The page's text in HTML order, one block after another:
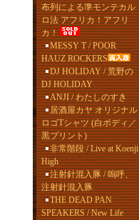
布列による準モンテカル
ロ法 アフリカ！アフリ
カ！
MESSY T / POOR
HAUZ ROCKERS
DJ HOLIDAY / 荒野の
DJ HOLIDAY
ANJI / わたしのすき
居酒屋カヤ オリジナル
ロゴTシャツ (白ボディ／
黒プリント)
非常階段 / Live at Koenji
High
注射針混入豚 / 嗚呼、
注射針混入豚
THE DEAD PAN
SPEAKERS / New Life